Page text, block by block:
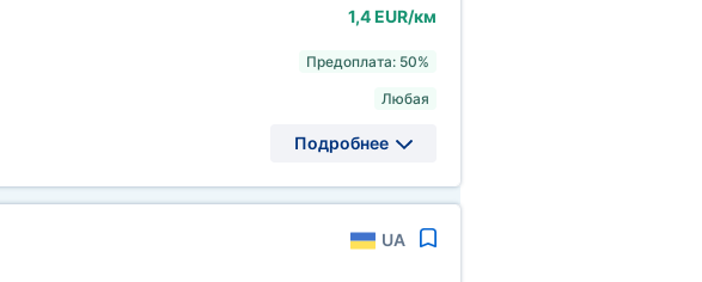
1,4 EUR/км
Предоплата: 50%
Любая
Подробнее
UA